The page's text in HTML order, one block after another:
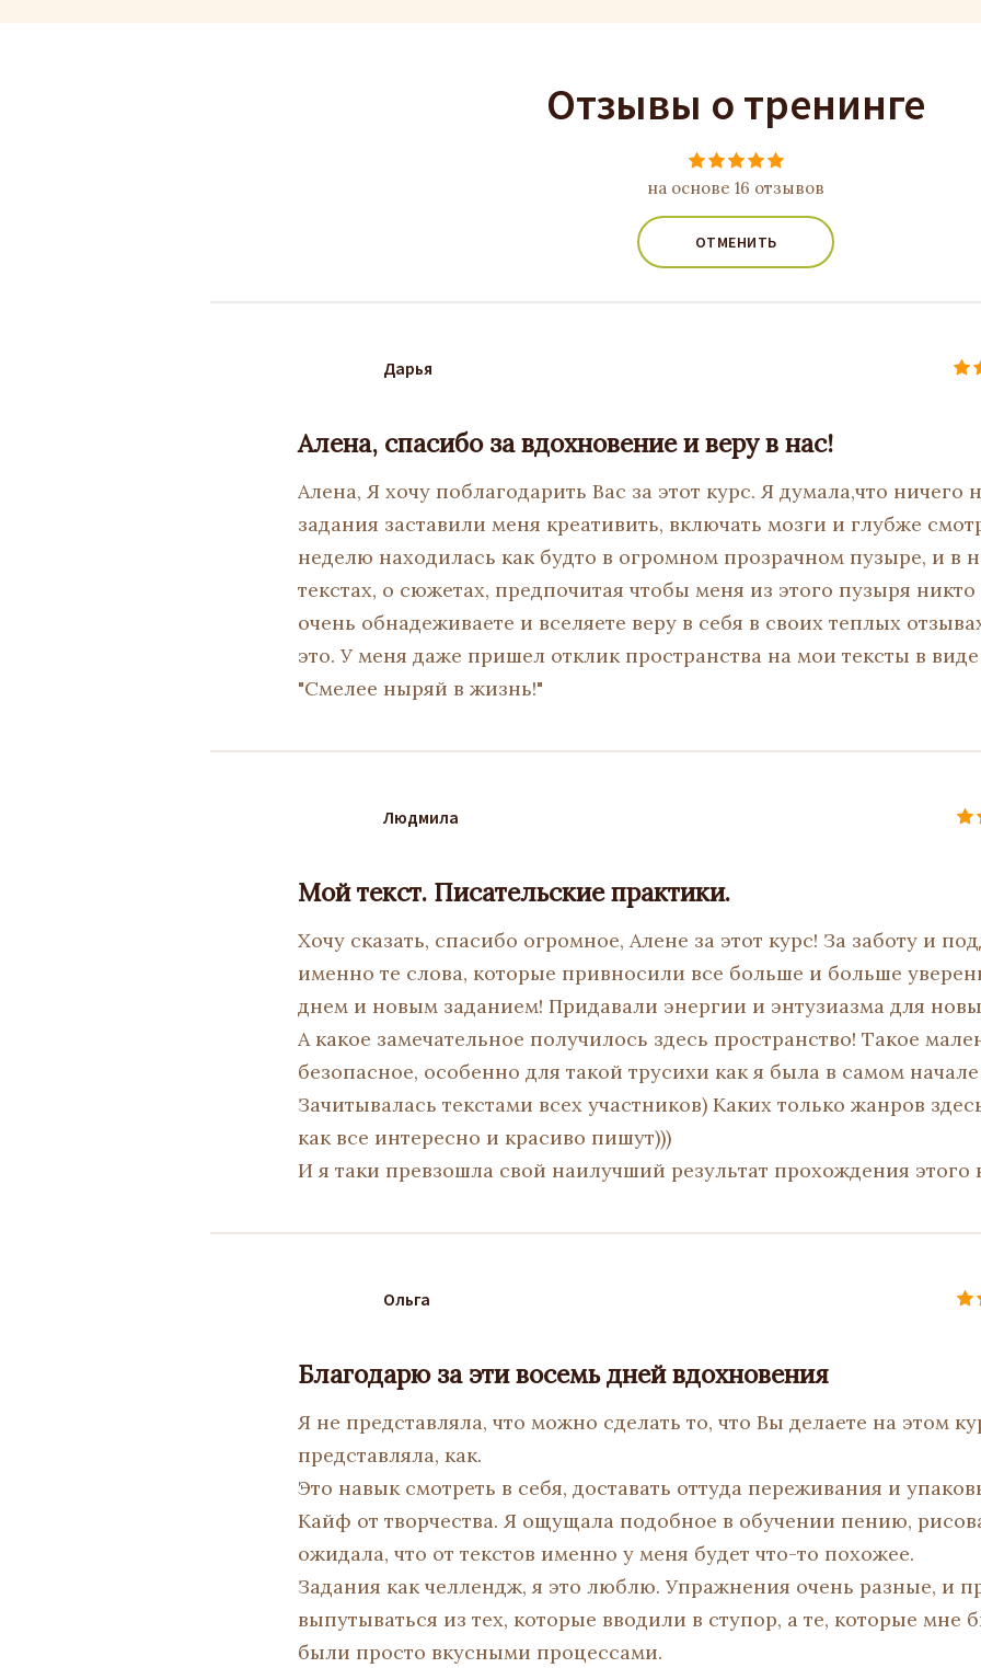
Отзывы о тренинге
на основе 16 отзывов
ОТМЕНИТЬ
Дарья
Алена, спасибо за вдохновение и веру в нас!
Алена, Я хочу поблагодарить Вас за этот курс. Я думала,что
задания заставили меня креативить, включать мозги и глубже
неделю находилась как будто в огромном прозрачном пузыре, и в
текстах, о сюжетах, предпочитая чтобы меня из этого пузыря
очень обнадеживаете и вселяете веру в себя в своих теплых
это. У меня даже пришел отклик пространства на мои тексты в
"Смелее ныряй в жизнь!"
Людмила
Мой текст. Писательские практики.
Хочу сказать, спасибо огромное, Алене за этот курс! За заботу и
именно те слова, которые привносили все больше и больше
днем и новым заданием! Придавали энергии и энтузиазма для
А какое замечательное получилось здесь пространство! Такое
безопасное, особенно для такой трусихи как я была в самом начале
Зачитывалась текстами всех участников) Каких только жанров
как все интересно и красиво пишут)))
И я таки превзошла свой наилучший результат прохождения этого
Ольга
Благодарю за эти восемь дней вдохновения
Я не представляла, что можно сделать то, что Вы делаете на этом
представляла, как.
Это навык смотреть в себя, доставать оттуда переживания и
Кайф от творчества. Я ощущала подобное в обучении пению,
ожидала, что от текстов именно у меня будет что-то похожее.
Задания как челлендж, я это люблю. Упражнения очень разные, и
выпутываться из тех, которые вводили в ступор, а те, которые мне
были просто вкусными процессами.